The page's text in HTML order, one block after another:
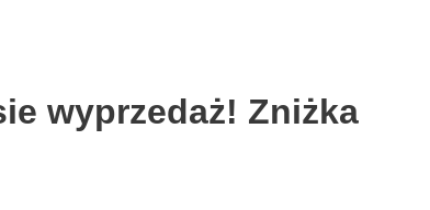
wyprzedaż! Zniżka